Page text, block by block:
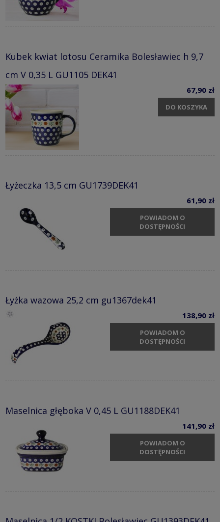
Kubek kwiat lotosu Ceramika Bolesławiec h 9,7
cm V 0,35 L GU1105 DEK41
67,90 zł
DO KOSZYKA
Łyżeczka 13,5 cm GU1739DEK41
61,90 zł
POWIADOM O
DOSTĘPNOŚCI
Łyżka wazowa 25,2 cm gu1367dek41
138,90 zł
POWIADOM O
DOSTĘPNOŚCI
Maselnica głęboka V 0,45 L GU1188DEK41
141,90 zł
POWIADOM O
DOSTĘPNOŚCI